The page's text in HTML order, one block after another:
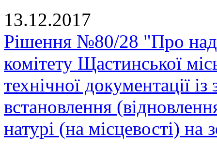
13.12.2017
Рішення №80/28 "Про
комітету Щастинської
технічної документації
встановлення
натурі (на місцевості)